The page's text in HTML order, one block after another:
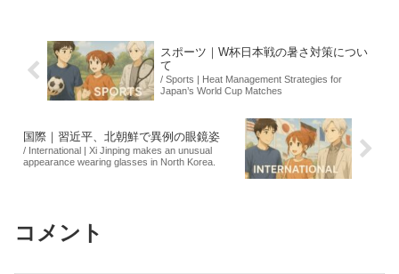
スポーツ｜W杯日本戦の暑さ対策につい
て
/ Sports | Heat Management Strategies for
Japan’s World Cup Matches
国際｜習近平、北朝鮮で異例の眼鏡姿
/ International | Xi Jinping makes an unusual
appearance wearing glasses in North Korea.
コメント